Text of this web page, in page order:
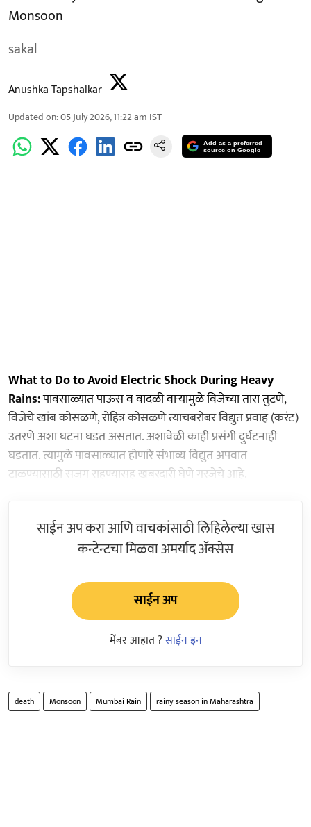
Monsoon
sakal
Anushka Tapshalkar
Updated on:05 July 2026, 11:22 am IST
Add as a preferred
source on Google
What to Do to Avoid Electric Shock During Heavy
Rains:पावसाळ्यात पाऊस व वादळी वाऱ्यामुळे विजेच्या तारा तुटणे,
विजेचे खांब कोसळणे, रोहित्र कोसळणे त्याचबरोबर विद्युत प्रवाह (करंट)
उतरणे अशा घटना घडत असतात. अशावेळी काही प्रसंगी दुर्घटनाही
घडतात. त्यामुळे पावसाळ्यात होणारे संभाव्य विद्युत अपवात
टाळण्यासाठी सजग राहण्यासह खबरदारी घेणे गरजेचे आहे.
साईन अप करा आणि वाचकांसाठी लिहिलेल्या खास
कन्टेन्टचा मिळवा अमर्याद ॲक्सेस
साईन अप
मेंबर आहात ?साईन इन
death Monsoon Mumbai Rain rainy season in Maharashtra